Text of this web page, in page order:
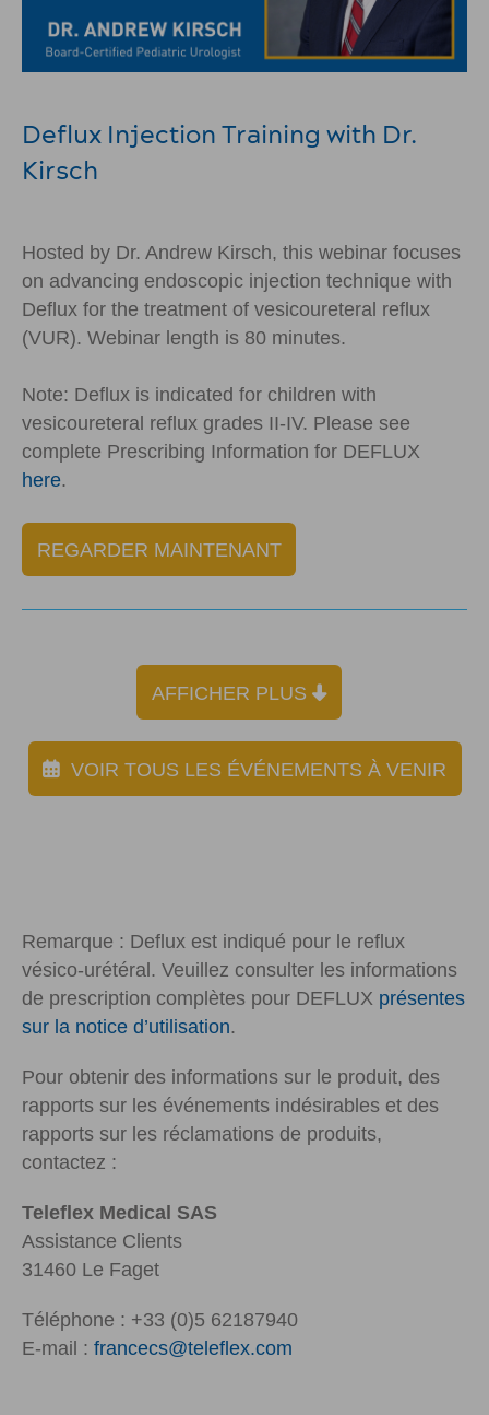
Deflux Injection Training with Dr.
Kirsch
Hosted by Dr. Andrew Kirsch, this webinar focuses
on advancing endoscopic injection technique with
Deflux for the treatment of vesicoureteral reflux
(VUR). Webinar length is 80 minutes.
Note: Deflux is indicated for children with
vesicoureteral reflux grades II-IV. Please see
complete Prescribing Information for DEFLUX
here.
REGARDER MAINTENANT
AFFICHER PLUS
VOIR TOUS LES ÉVÉNEMENTS À VENIR
Remarque : Deflux est indiqué pour le reflux
vésico-urétéral. Veuillez consulter les informations
de prescription complètes pour DEFLUX présentes
sur la notice d’utilisation.
Pour obtenir des informations sur le produit, des
rapports sur les événements indésirables et des
rapports sur les réclamations de produits,
contactez :
Teleflex Medical SAS
Assistance Clients
31460 Le Faget
Téléphone : +33 (0)5 62187940
E-mail : francecs@teleflex.com